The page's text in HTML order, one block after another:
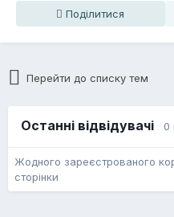
Поділитися
Перейти до списку тем
Останні відвідувачі 0
Жодного зареєстрованого
сторінки